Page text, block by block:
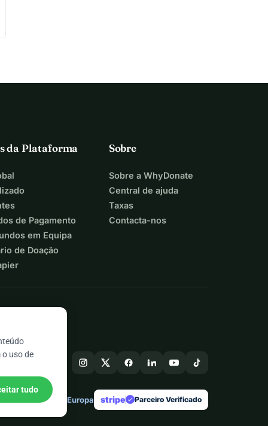
da Plataforma
de Pagamento
em Equipa
de Doação
Sobre
Sobre a WhyDonate
Central de ajuda
Taxas
Contacta-nos
Feito na Europa stripe check Parceiro Verificado
o uso de
tudo